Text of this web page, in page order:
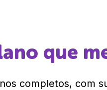
que
completos, com